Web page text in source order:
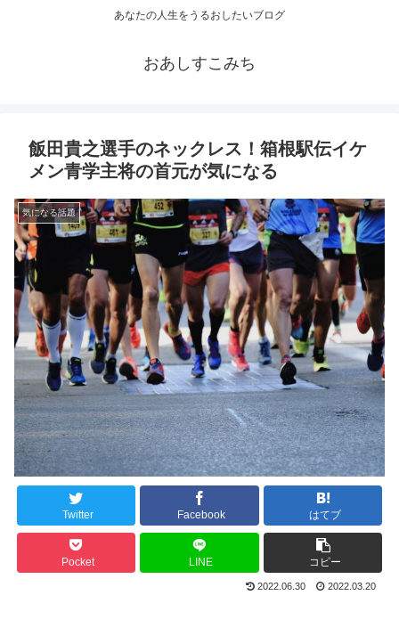
あなたの人生をうるおしたいブログ
おあしすこみち
飯田貴之選手のネックレス！箱根駅伝イケ
メン青学主将の首元が気になる
気になる話題
Twitter Facebook はてブ
Pocket LINE コピー
2022.06.30 2022.03.20